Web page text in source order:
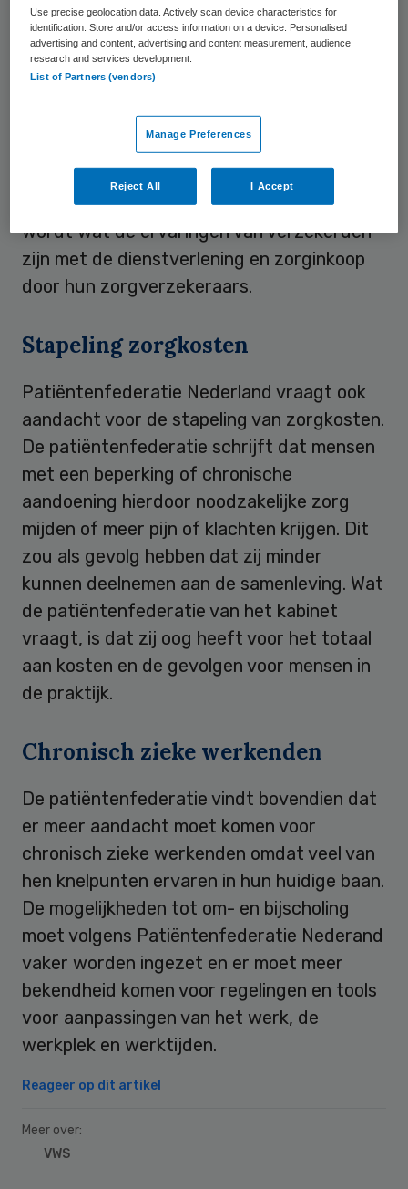
patiëntenfederatie schrijft dat
verzekerden beter bij het beleid kunnen
worden betrokken door directe
stimuleren, iets dat bovendien is
vastgesteld in dewet Verzekerdeninvloed
Ook zou Patiëntenfederatie Nederland
graag zien dat online inzichtelijk gemaakt
wordt wat de ervaringen van verzekerden
zijn met de dienstverlening en zorginkoop
door hun zorgverzekeraars.
Stapeling zorgkosten
Patiëntenfederatie Nederland vraagt ook
aandacht voor de stapeling van zorgkosten.
De patiëntenfederatie schrijft dat mensen
met een beperking of chronische
aandoening hierdoor noodzakelijke zorg
mijden of meer pijn of klachten krijgen. Dit
zou als gevolg hebben dat zij minder
kunnen deelnemen aan de samenleving. Wat
de patiëntenfederatie van het kabinet
vraagt, is dat zij oog heeft voor het totaal
aan kosten en de gevolgen voor mensen in
de praktijk.
Chronisch zieke werkenden
De patiëntenfederatie vindt bovendien dat
er meer aandacht moet komen voor
chronisch zieke werkenden omdat veel van
hen knelpunten ervaren in hun huidige baan.
De mogelijkheden tot om- en bijscholing
moet volgens Patiëntenfederatie Nederand
vaker worden ingezet en er moet meer
bekendheid komen voor regelingen en tools
voor aanpassingen van het werk, de
werkplek en werktijden.
Reageer op dit artikel
Meer over:
VWS
Use precise geolocation data. Actively scan device characteristics for
identification. Store and/or access information on a device. Personalised
advertising and content, advertising and content measurement, audience
research and services development.
List of Partners (vendors)
Manage Preferences
Reject All I Accept